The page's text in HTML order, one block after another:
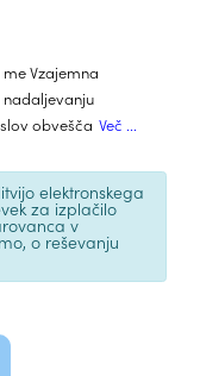
Vzajemna
obvešča Več ...
elektronskega
za izplačilo
v
o reševanju